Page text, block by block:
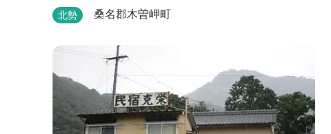
北勢 桑名郡木曽岬町